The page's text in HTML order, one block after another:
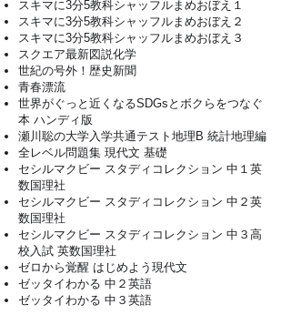
スキマに3分5教科シャッフルまめおぼえ１
スキマに3分5教科シャッフルまめおぼえ２
スキマに3分5教科シャッフルまめおぼえ３
スクエア最新図説化学
​世紀の号外！歴史新聞
青春漂流
世界がぐっと近くなるSDGsとボクらをつなぐ
本 ハンディ版
瀬川聡の大学入学共通テスト地理B 統計地理編
全レベル問題集 現代文 基礎
セシルマクビー スタディコレクション 中１英
数国理社
セシルマクビー スタディコレクション 中２英
数国理社
セシルマクビー スタディコレクション 中３高
校入試 英数国理社
ゼロから覚醒 はじめよう現代文
ゼッタイわかる 中２英語
ゼッタイわかる 中３英語